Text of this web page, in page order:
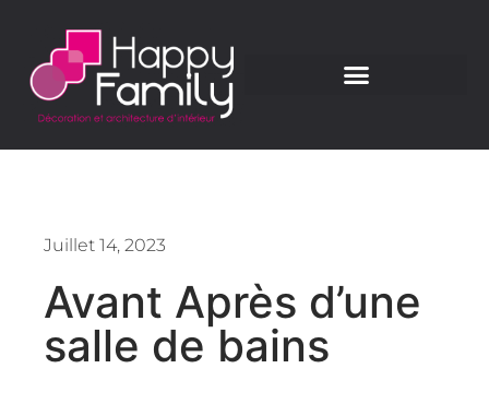
Juillet 14, 2023
Avant Après d’une
salle de bains